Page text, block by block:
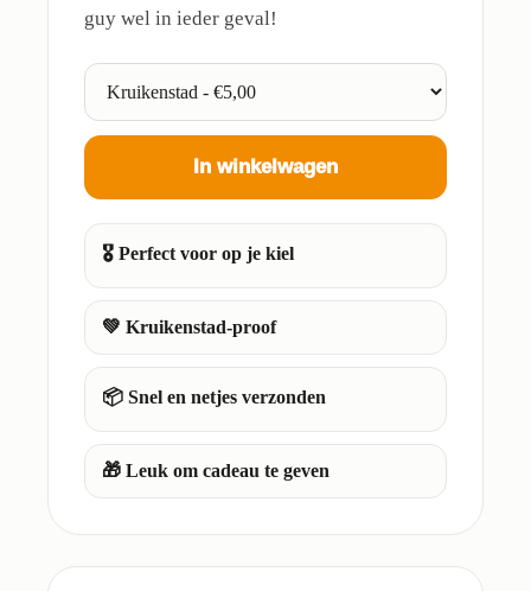
guy wel in ieder geval!
In winkelwagen
🎖️ Perfect voor op je kiel
💚 Kruikenstad-proof
📦 Snel en netjes verzonden
🎁 Leuk om cadeau te geven